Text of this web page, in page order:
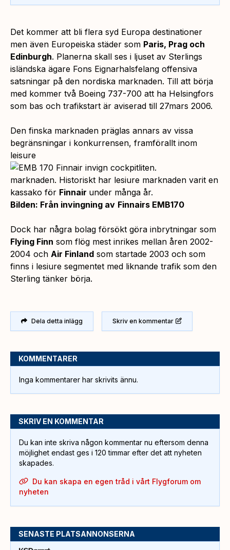
Det kommer att bli flera syd Europa destinationer
men även Europeiska städer som Paris, Prag och
Edinburgh. Planerna skall ses i ljuset av Sterlings
isländska ägare Fons Eignarhalsfelang offensiva
satsningar på den nordiska marknaden. Till att börja
med kommer två Boeing 737-700 att ha Helsingfors
som bas och trafikstart är aviserad till 27mars 2006.
Den finska marknaden präglas annars av vissa
begränsningar i konkurrensen, framförallt inom
leisure
marknaden. Historiskt har lesiure marknaden varit en
kassako för Finnair under många år.
Bilden: Från invingning av Finnairs EMB170
Dock har några bolag försökt göra inbrytningar som
Flying Finn som flög mest inrikes mellan åren 2002-
2004 och Air Finland som startade 2003 och som
finns i lesiure segmentet med liknande trafik som den
Sterling tänker börja.
Dela detta inlägg Skriv en kommentar
KOMMENTARER
Inga kommentarer har skrivits ännu.
SKRIV EN KOMMENTAR
Du kan inte skriva någon kommentar nu eftersom denna
möjlighet endast ges i 120 timmar efter det att nyheten
skapades.
Du kan skapa en egen tråd i vårt Flygforum om
nyheten
SENASTE PLATSANNONSERNA